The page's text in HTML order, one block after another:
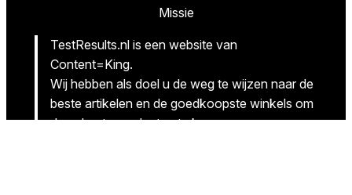
Missie
TestResults.nl is een website van
Content=King.
Wij hebben als doel u de weg te wijzen naar de
beste artikelen en de goedkoopste winkels om
deze beste producten te kopen.